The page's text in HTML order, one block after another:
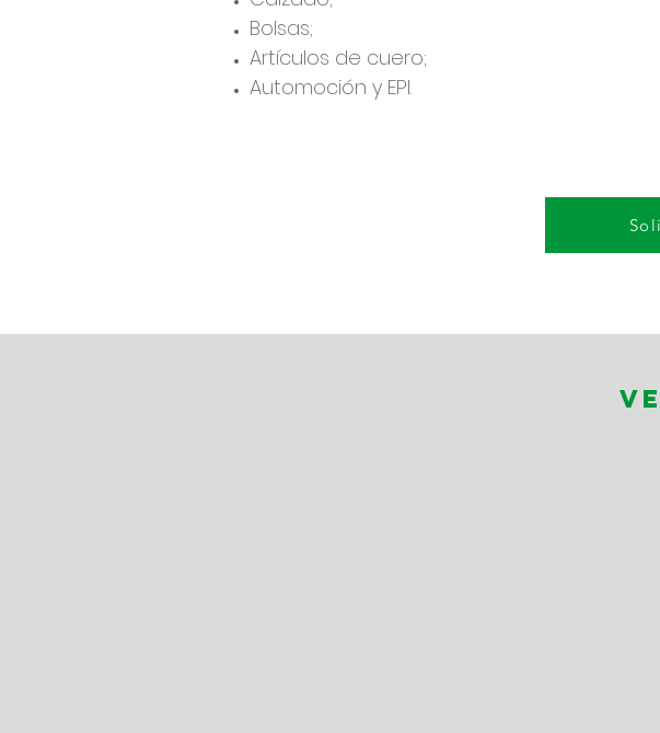
Bolsas;
Artículos de cuero;
Automoción y EPI.